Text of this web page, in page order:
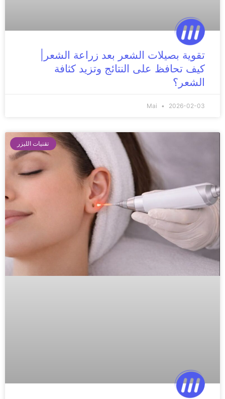
تقوية بصيلات الشعر بعد زراعة الشعر|
كيف تحافظ على النتائج وتزيد كثافة
الشعر؟
Mai 2026-02-03
تقنيات الليزر